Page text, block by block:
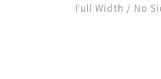
Full Width / No